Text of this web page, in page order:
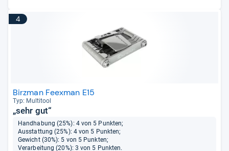
4
Birzman Feexman E15
Typ: Mul­ti­tool
„sehr gut“
Handhabung (25%): 4 von 5 Punkten;
Ausstattung (25%): 4 von 5 Punkten;
Gewicht (30%): 5 von 5 Punkten;
Verarbeitung (20%): 3 von 5 Punkten.